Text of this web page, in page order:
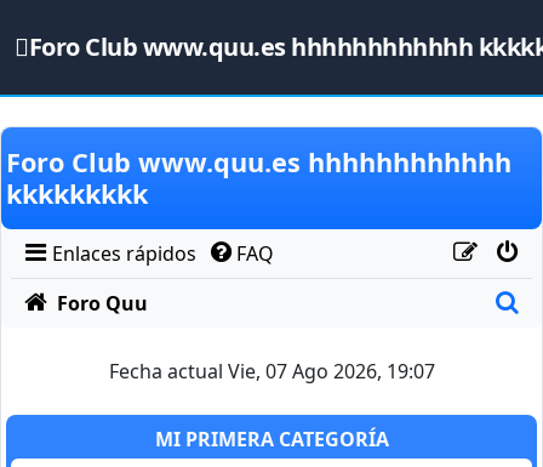
Foro Club www.quu.es hhhhhhhhhhhh
Obviar
Foro Club www.quu.es hhhhhhhhhhhh
kkkkkkkkk
Enlaces rápidos
FAQ
Foro Quu
Fecha actual Vie, 07 Ago 2026, 19:07
MI PRIMERA CATEGORÍA